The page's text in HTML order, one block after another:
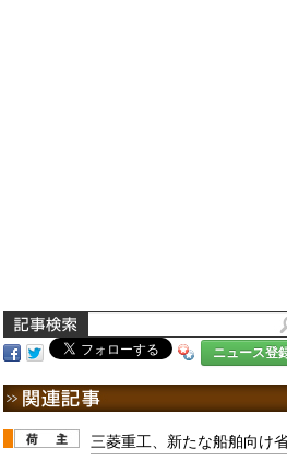
ニュース登
三菱重工、新たな船舶向け